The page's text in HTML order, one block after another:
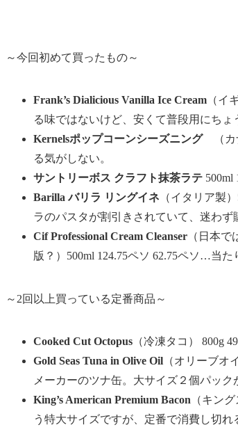
～今回初めて買ったもの～
Frank’s Dialicious Vanilla Ice Cream （イ
る味ではないけど、安くて普段用にちょ
Kernelsポップコーンシーズニング（カ
る気がしない。
サントリーボス クラフト抹茶ラテ 500ml
Barilla バリラ リングイネ （イタリア製
ラのパスタが割引きされていて、迷わず
Cif Professional Cream Cleanser （日本
版？）500ml 124.75ペソ 62.75ペソ…当
～2回以上買っている定番商品～
Cooked Cut Octopus （冷凍タコ） 800g
Gold Seas Tuna in Olive Oil （オリーブオ
メーカーのツナ缶。大サイズ２個パック
King’s American Premium Bacon （キン
う特大サイズですが、定番で消費し切れ